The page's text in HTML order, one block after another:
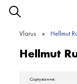
Vlarus Hellmut
Hellmut
Сортування: